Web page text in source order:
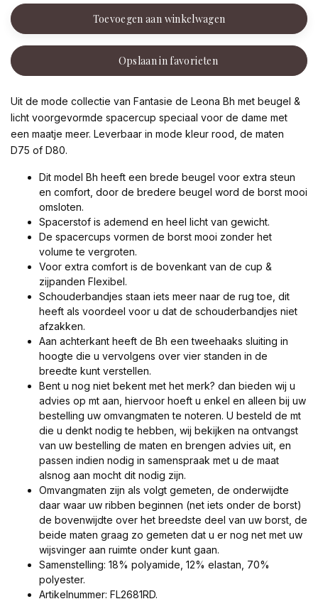
Toevoegen aan winkelwagen
Opslaan in favorieten
Uit de mode collectie van Fantasie de Leona Bh met beugel &
licht voorgevormde spacercup speciaal voor de dame met
een maatje meer. Leverbaar in mode kleur rood, de maten
D75 of D80.
Dit model Bh heeft een brede beugel voor extra steun
en comfort, door de bredere beugel word de borst mooi
omsloten.
Spacerstof is ademend en heel licht van gewicht.
De spacercups vormen de borst mooi zonder het
volume te vergroten.
Voor extra comfort is de bovenkant van de cup &
zijpanden Flexibel.
Schouderbandjes staan iets meer naar de rug toe, dit
heeft als voordeel voor u dat de schouderbandjes niet
afzakken.
Aan achterkant heeft de Bh een tweehaaks sluiting in
hoogte die u vervolgens over vier standen in de
breedte kunt verstellen.
Bent u nog niet bekent met het merk? dan bieden wij u
advies op mt aan, hiervoor hoeft u enkel en alleen bij uw
bestelling uw omvangmaten te noteren. U besteld de mt
die u denkt nodig te hebben, wij bekijken na ontvangst
van uw bestelling de maten en brengen advies uit, en
passen indien nodig in samenspraak met u de maat
alsnog aan mocht dit nodig zijn.
Omvangmaten zijn als volgt gemeten, de onderwijdte
daar waar uw ribben beginnen (net iets onder de borst)
de bovenwijdte over het breedste deel van uw borst, de
beide maten graag zo gemeten dat u er nog net met uw
wijsvinger aan ruimte onder kunt gaan.
Samenstelling: 18% polyamide, 12% elastan, 70%
polyester.
Artikelnummer: FL2681RD.